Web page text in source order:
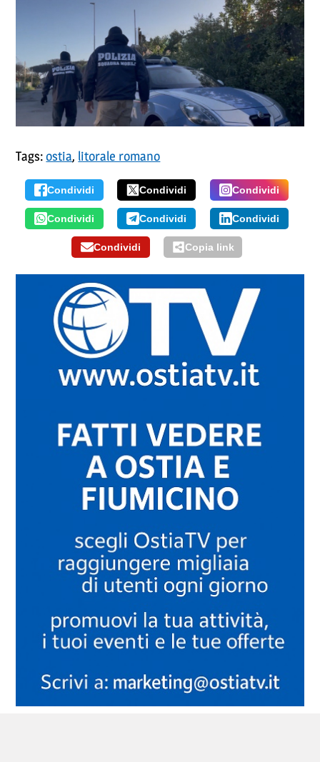
Tags:ostia, litorale romano
Condividi Condividi Condividi
Condividi Condividi Condividi
Condividi Copia link